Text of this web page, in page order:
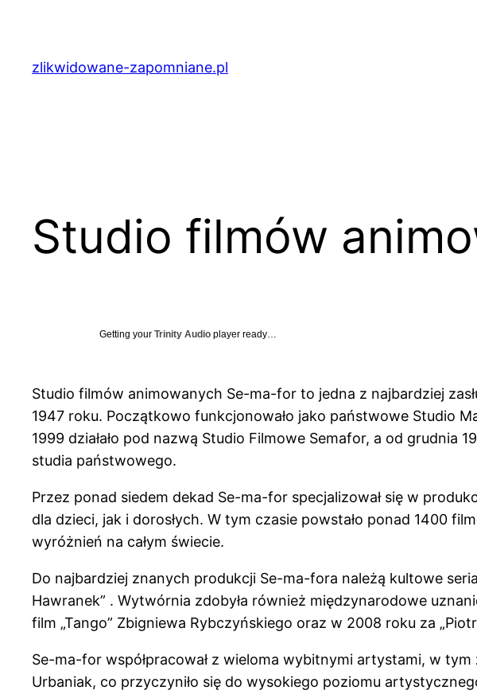
treścizlikwidowane-zapomniane.pl
Studio filmów
Getting your Trinity Audio player ready…
Studio filmów animowanych Se-ma-for to jedna z najbardziej
1947 roku. Początkowo funkcjonowało jako państwowe Studio
1999 działało pod nazwą Studio Filmowe Semafor, a od
studia państwowego.
Przez ponad siedem dekad Se-ma-for specjalizował się w
dla dzieci, jak i dorosłych. W tym czasie powstało ponad 1400
wyróżnień na całym świecie.
Do najbardziej znanych produkcji Se-ma-fora należą kultowe
Hawranek” . Wytwórnia zdobyła również międzynarodowe
film „Tango” Zbigniewa Rybczyńskiego oraz w 2008 roku za
Se-ma-for współpracował z wieloma wybitnymi artystami, w
Urbaniak, co przyczyniło się do wysokiego poziomu